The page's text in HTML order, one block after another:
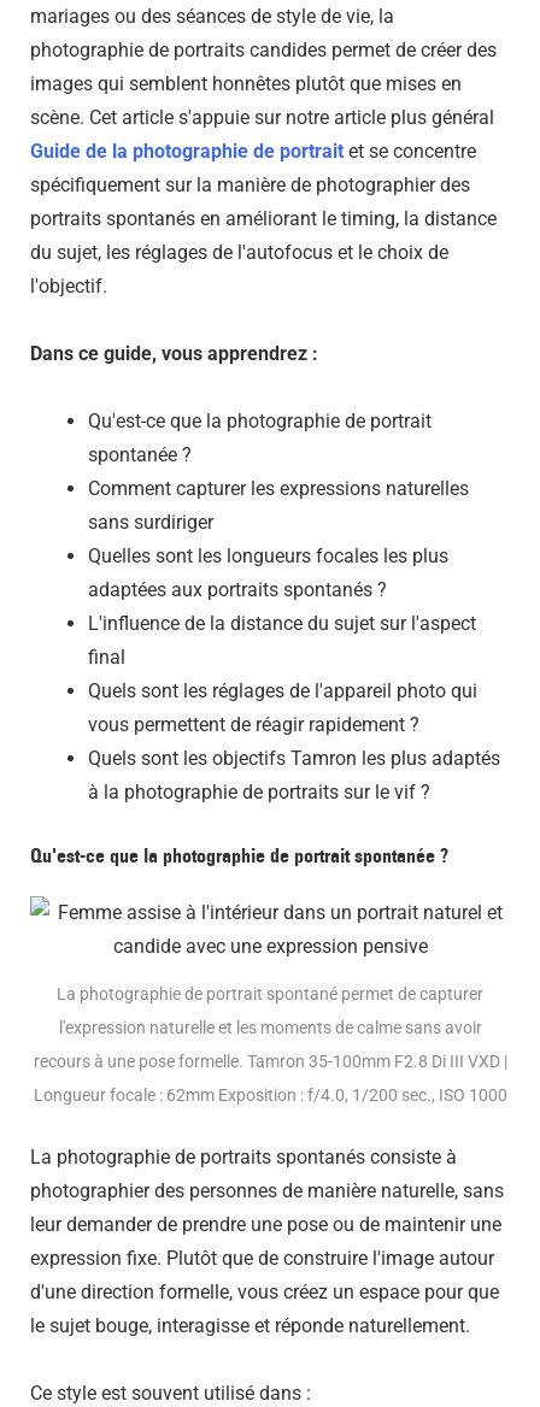
mariages ou des séances de style de vie, la
photographie de portraits candides permet de créer des
images qui semblent honnêtes plutôt que mises en
scène. Cet article s'appuie sur notre article plus général
Guide de la photographie de portrait et se concentre
spécifiquement sur la manière de photographier des
portraits spontanés en améliorant le timing, la distance
du sujet, les réglages de l'autofocus et le choix de
l'objectif.
Dans ce guide, vous apprendrez :
Qu'est-ce que la photographie de portrait
spontanée ?
Comment capturer les expressions naturelles
sans surdiriger
Quelles sont les longueurs focales les plus
adaptées aux portraits spontanés ?
L'influence de la distance du sujet sur l'aspect
final
Quels sont les réglages de l'appareil photo qui
vous permettent de réagir rapidement ?
Quels sont les objectifs Tamron les plus adaptés
à la photographie de portraits sur le vif ?
Qu'est-ce que la photographie de portrait spontanée ?
La photographie de portrait spontané permet de capturer
l'expression naturelle et les moments de calme sans avoir
recours à une pose formelle. Tamron 35-100mm F2.8 Di III VXD |
Longueur focale : 62mm Exposition : f/4.0, 1/200 sec., ISO 1000
La photographie de portraits spontanés consiste à
photographier des personnes de manière naturelle, sans
leur demander de prendre une pose ou de maintenir une
expression fixe. Plutôt que de construire l'image autour
d'une direction formelle, vous créez un espace pour que
le sujet bouge, interagisse et réponde naturellement.
Ce style est souvent utilisé dans :